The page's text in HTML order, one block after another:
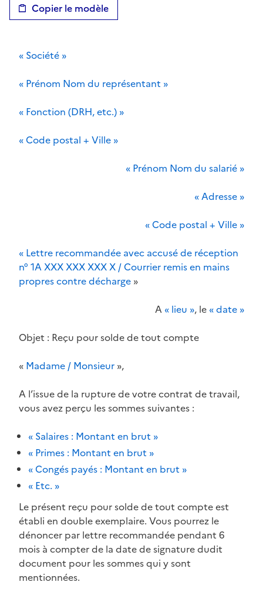
Copier le modèle
« Société »
« Prénom Nom du représentant »
« Fonction (DRH, etc.) »
« Code postal + Ville »
« Prénom Nom du salarié »
« Adresse »
« Code postal + Ville »
« Lettre recommandée avec accusé de réception
n° 1A XXX XXX XXX X / Courrier remis en mains
propres contre décharge »
A « lieu », le « date »
Objet : Reçu pour solde de tout compte
« Madame / Monsieur »,
A l’issue de la rupture de votre contrat de travail,
vous avez perçu les sommes suivantes :
« Salaires : Montant en brut »
« Primes : Montant en brut »
« Congés payés : Montant en brut »
« Etc. »
Le présent reçu pour solde de tout compte est
établi en double exemplaire. Vous pourrez le
dénoncer par lettre recommandée pendant 6
mois à compter de la date de signature dudit
document pour les sommes qui y sont
mentionnées.